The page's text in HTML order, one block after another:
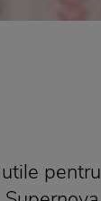
pentru